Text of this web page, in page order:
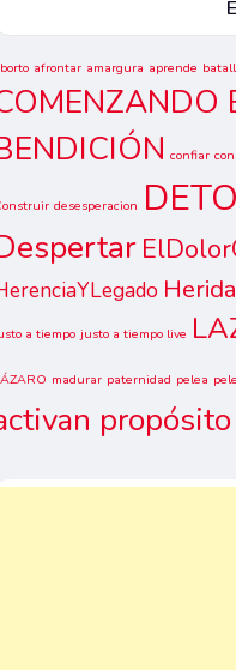
afrontar amargura aprende
confiar
desesperacion
a tiempo justo a tiempo live
madurar paternidad pelea
propósito